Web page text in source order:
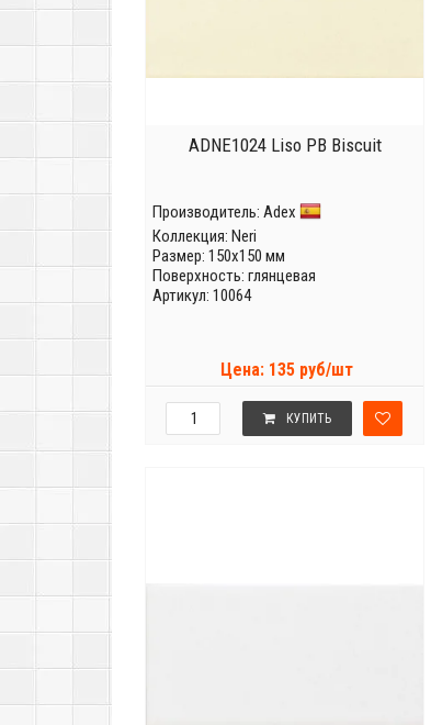
ADNE1024 Liso PB Biscuit
Производитель: Adex
Коллекция: Neri
Размер: 150x150 мм
Поверхность: глянцевая
Артикул: 10064
Цена: 135 руб/шт
КУПИТЬ